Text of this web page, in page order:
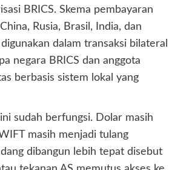
BRICS. Skema pembayaran
Rusia, Brasil, India, dan
dalam transaksi bilateral
negara BRICS dan anggota
berbasis sistem lokal yang
sudah berfungsi. Dolar masih
masih menjadi tulang
dibangun lebih tepat disebut